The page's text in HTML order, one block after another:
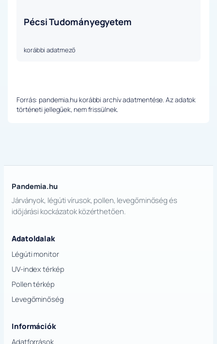
Pécsi Tudományegyetem
korábbi adatmező
Forrás: pandemia.hu korábbi archív adatmentése. Az adatok
történeti jellegűek, nem frissülnek.
Pandemia.hu
Járványok, légúti vírusok, pollen, levegőminőség és
időjárási kockázatok közérthetően.
Adatoldalak
Légúti monitor
UV-index térkép
Pollen térkép
Levegőminőség
Információk
Adatforrások